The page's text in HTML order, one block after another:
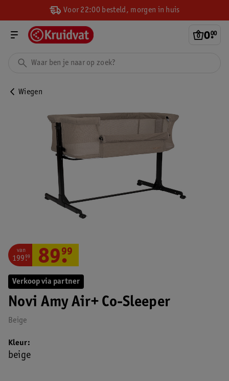
Voor 22:00 besteld, morgen in huis
0.
00
Wiegen
Verkoop via partner
Novi Amy Air+ Co-Sleeper
Beige
van
199.
99 89.
99
Kleur
beige